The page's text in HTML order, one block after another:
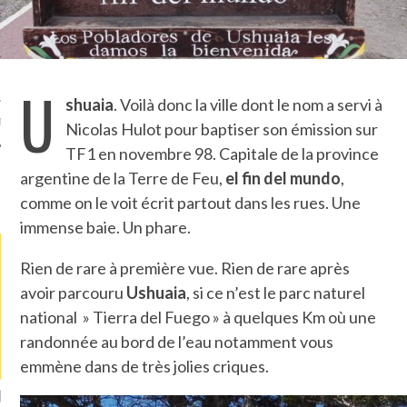
ARCACHON
LA PHOTO
FOURRÉ AUX UNE MOUETTE SUR LA TÊTE
U shuaia. Voilà donc la ville dont le nom a servi à
Nicolas Hulot pour baptiser son émission sur
TF1 en novembre 98. Capitale de la province
argentine de la Terre de Feu, el fin del mundo,
comme on le voit écrit partout dans les rues. Une
immense baie. Un phare.
Rien de rare à première vue. Rien de rare après
avoir parcouru Ushuaia, si ce n’est le parc naturel
national » Tierra del Fuego » à quelques Km où une
randonnée au bord de l’eau notamment vous
emmène dans de très jolies criques.